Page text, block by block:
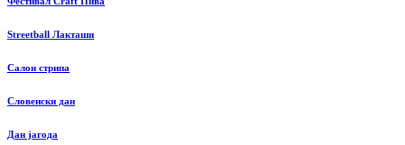
Streetball Лакташи
Салон стрипа
Словенски дан
Дан јагода